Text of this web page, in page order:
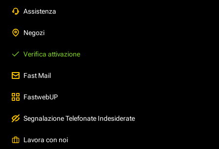
Assistenza
Negozi
Verifica attivazione
Fast Mail
FastwebUP
Segnalazione Telefonate Indesiderate
Lavora con noi